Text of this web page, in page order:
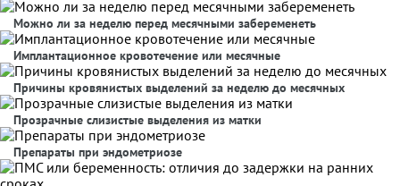
Можно ли за неделю перед месячными забеременеть
Имплантационное кровотечение или месячные
Причины кровянистых выделений за неделю до месячных
Прозрачные слизистые выделения из матки
Препараты при эндометриозе